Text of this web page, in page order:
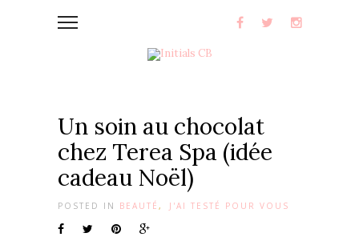
Un soin au chocolat
chez Terea Spa (idée
cadeau Noël)
POSTED IN BEAUTÉ , J'AI TESTÉ POUR VOUS